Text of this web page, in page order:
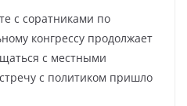
с соратниками по
конгрессу продолжает
с местными
с политиком пришло